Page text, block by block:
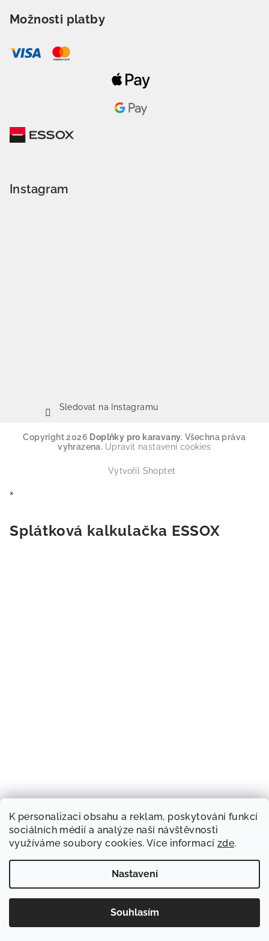
K personalizaci obsahu a reklam, poskytování funkcí
sociálních médií a analýze naší návštěvnosti
využíváme soubory cookies. Více informací zde.
Nastavení
Souhlasím
Možnosti platby
Instagram
Sledovat na Instagramu
Copyright 2026 Doplňky pro karavany. Všechna práva
vyhrazena. Upravit nastavení cookies
Vytvořil Shoptet
×
Splátková kalkulačka ESSOX